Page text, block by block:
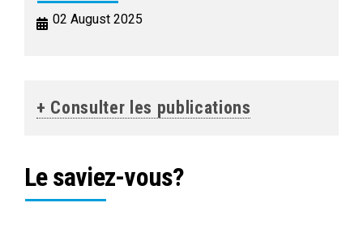
02 August 2025
+ Consulter les publications
Le saviez-vous?